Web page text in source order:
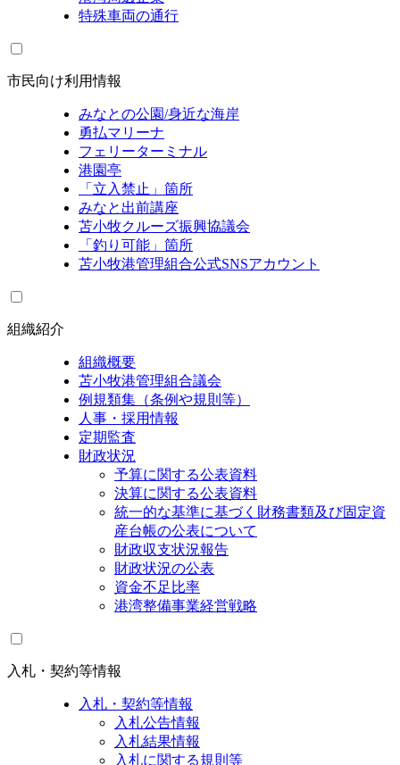
特殊車両の通行
市民向け利用情報
みなとの公園/身近な海岸
勇払マリーナ
フェリーターミナル
港園亭
「立入禁止」箇所
みなと出前講座
苫小牧クルーズ振興協議会
「釣り可能」箇所
苫小牧港管理組合公式SNSアカウント
組織紹介
組織概要
苫小牧港管理組合議会
例規類集（条例や規則等）
人事・採用情報
定期監査
財政状況
予算に関する公表資料
決算に関する公表資料
統一的な基準に基づく財務書類及び固定資
産台帳の公表について
財政収支状況報告
財政状況の公表
資金不足比率
港湾整備事業経営戦略
入札・契約等情報
入札・契約等情報
入札公告情報
入札結果情報
入札に関する規則等